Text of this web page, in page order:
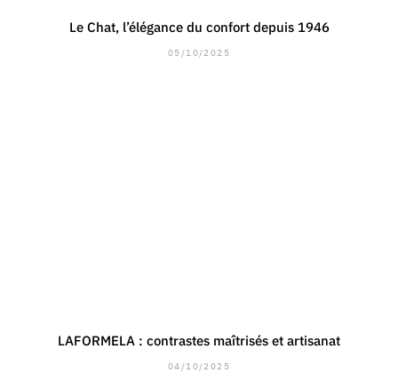
Le Chat, l’élégance du confort depuis 1946
05/10/2025
LAFORMELA : contrastes maîtrisés et artisanat
04/10/2025